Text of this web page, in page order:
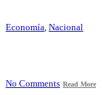
Economía, Nacional
No Comments Read More